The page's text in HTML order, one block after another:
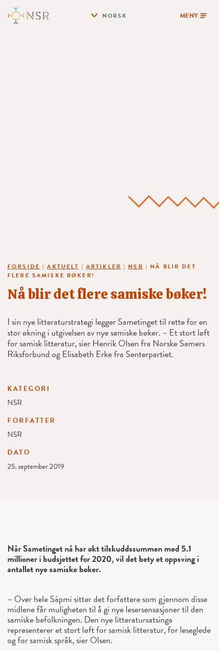
NORSK MENY
FORSIDE |AKTUELT | ARTIKLER | NSR | NÅ BLIR DET
FLERE SAMISKE BØKER!
Nå blir det flere samiske bøker!
I sin nye litteraturstrategi legger Sametinget til rette for en
stor økning i utgivelsen av nye samiske bøker. – Et stort løft
for samisk litteratur, sier Henrik Olsen fra Norske Samers
Riksforbund og Elisabeth Erke fra Senterpartiet.
KATEGORI
NSR
FORFATTER
NSR
DATO
25. september 2019
Når Sametinget nå har økt tilskuddssummen med 5.1
millioner i budsjettet for 2020, vil det bety et oppsving i
antallet nye samiske bøker.
– Over hele Sápmi sitter det forfattere som gjennom disse
midlene får muligheten til å gi nye lesersensasjoner til den
samiske befolkningen. Den nye litteratursatsinga
representerer et stort løft for samisk litteratur, for leseglede
og for samisk språk, sier Olsen.